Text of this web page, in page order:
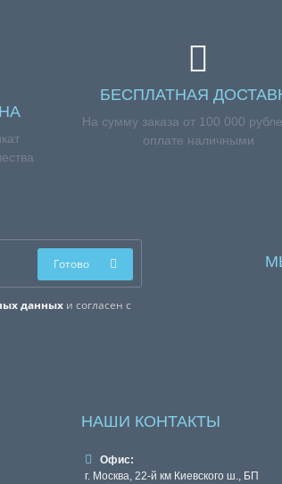
БЕСПЛАТНАЯ
На сумму заказа от 100 000
оплате наличными
данныхи согласен с
Готово
НАШИ КОНТАКТЫ
Офис:
г. Москва, 22-й км Киевского ш., БП